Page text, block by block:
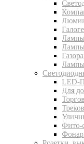
Лампы
Лампы
LED-
Для
Фито-